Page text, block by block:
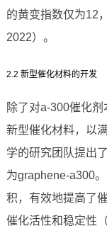
的黄变指数仅为12
2022）。
2.2 新型催化材料的开发
除了对a-300催化
新型催化材料，以
学的研究团队提出
为graphene-a300
积，有效地提高了
催化活性和稳定性